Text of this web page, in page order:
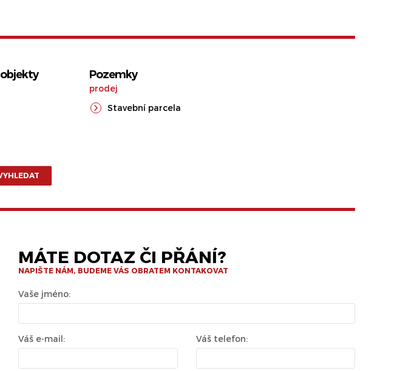
Pozemky
prodej
Stavební parcela
MÁTE DOTAZ ČI PŘÁNÍ?
NAPIŠTE NÁM, BUDEME VÁS OBRATEM KONTAKOVAT
Vaše jméno:
Váš e-mail: Váš telefon: